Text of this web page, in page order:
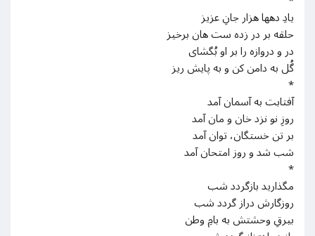
یادِ دهها هزار جانِ عزیز
حلقه بر در زده ست هان برخیز
در و دروازه را بر او بُگشای
گُل به دامن کن و به پایش ریز
*
آفتابت به آسمان آمد
روزِ نو نزد خان و مان آمد
بر تن خستگان، توان آمد
شب شد و روز امتحان آمد
*
مگذارید بازگردد شب
روزگارش دراز گردد شب
بیرقِ وحشتش به بامِ وطن